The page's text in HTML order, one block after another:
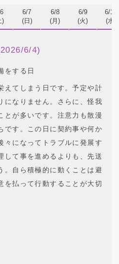
)
6/7
(日)
6/8
(月)
6/9
(火)
6/10
(水)
6/4)
をする日
えてしまう日です。予定や計
になりません。さらに、怪我
とが多いです。注意力も散漫
です。この日に契約事や何か
々になってトラブルに発展す
して事を進めるよりも、先送
。自ら積極的に動くことは避
を払って行動することが大切